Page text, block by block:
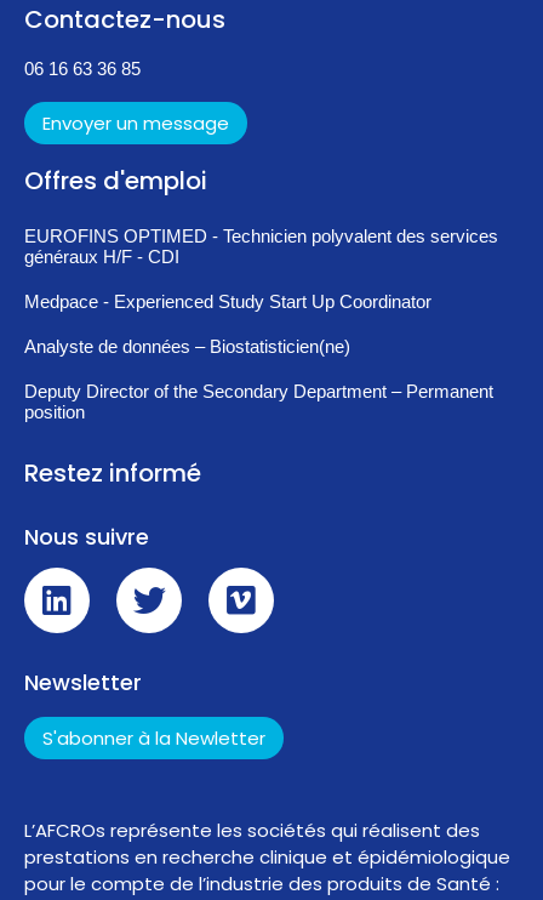
Contactez-nous
06 16 63 36 85
Envoyer un message
Offres d'emploi
EUROFINS OPTIMED - Technicien polyvalent des services
généraux H/F - CDI
Medpace - Experienced Study Start Up Coordinator
Analyste de données – Biostatisticien(ne)
Deputy Director of the Secondary Department – Permanent
position
Restez informé
Nous suivre
Newsletter
S'abonner à la Newletter
L’AFCROs représente les sociétés qui réalisent des
prestations en recherche clinique et épidémiologique
pour le compte de l’industrie des produits de Santé :